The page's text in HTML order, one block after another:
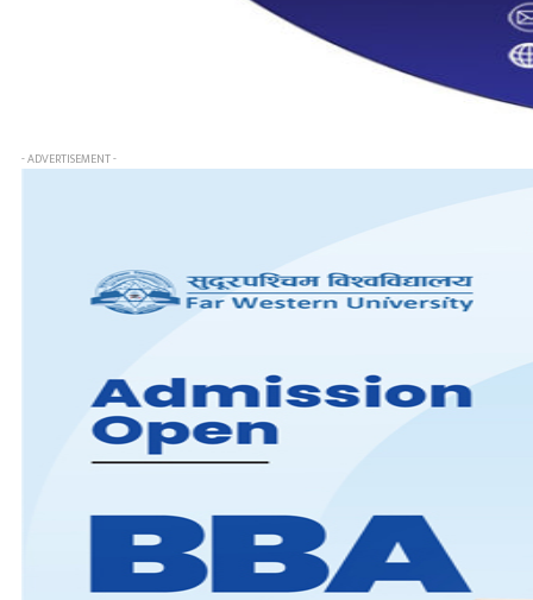
- ADVERTISEMENT -